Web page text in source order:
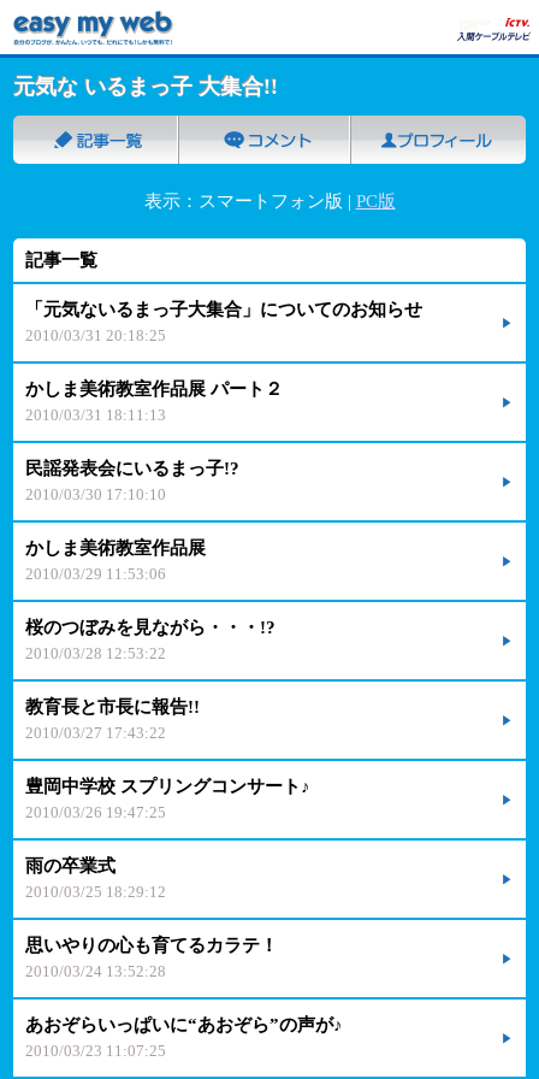
元気な いるまっ子 大集合!!
表示：スマートフォン版 | PC版
記事一覧
「元気ないるまっ子大集合」についてのお知らせ
2010/03/31 20:18:25
かしま美術教室作品展 パート２
2010/03/31 18:11:13
民謡発表会にいるまっ子!?
2010/03/30 17:10:10
かしま美術教室作品展
2010/03/29 11:53:06
桜のつぼみを見ながら・・・!?
2010/03/28 12:53:22
教育長と市長に報告!!
2010/03/27 17:43:22
豊岡中学校 スプリングコンサート♪
2010/03/26 19:47:25
雨の卒業式
2010/03/25 18:29:12
思いやりの心も育てるカラテ！
2010/03/24 13:52:28
あおぞらいっぱいに“あおぞら”の声が♪
2010/03/23 11:07:25